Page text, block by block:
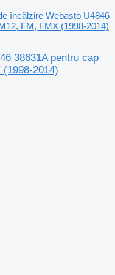
încălzire Webasto U4846
FM, FMX (1998-2014)
38631A pentru cap
2014)